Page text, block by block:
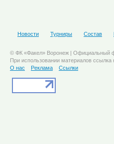
Новости Турниры Состав
© ФК «Факел» Воронеж | Официальный
При использовании материалов ссылка
О нас
Реклама Ссылки